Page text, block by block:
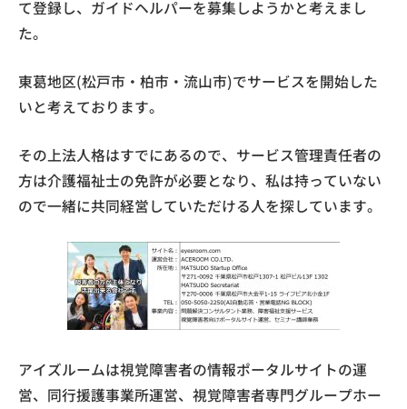
て登録し、ガイドヘルパーを募集しようかと考えまし
た。
東葛地区(松戸市・柏市・流山市)でサービスを開始した
いと考えております。
その上法人格はすでにあるので、サービス管理責任者の
方は介護福祉士の免許が必要となり、私は持っていない
ので一緒に共同経営していただける人を探しています。
アイズルームは視覚障害者の情報ポータルサイトの運
営、同行援護事業所運営、視覚障害者専門グループホー